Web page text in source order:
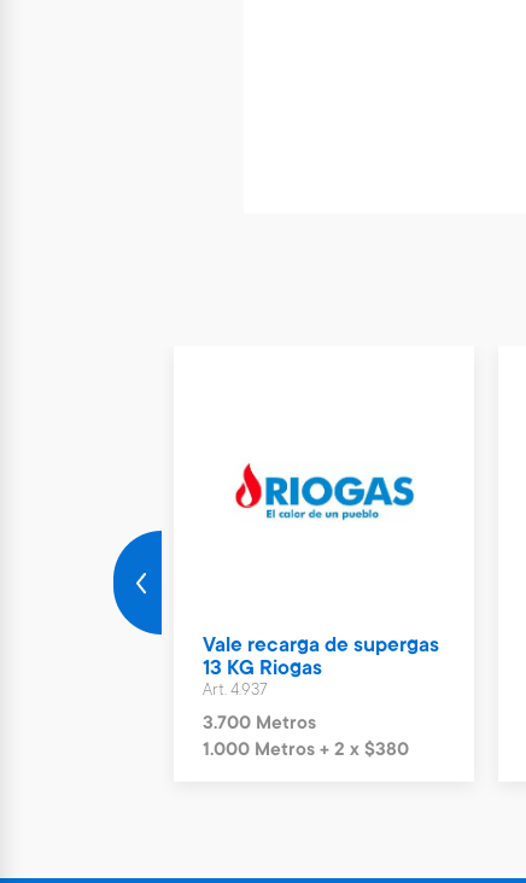
Vale recarga de supergas
13 KG Riogas
Art. 4.937
3.700 Metros
1.000 Metros + 2 x $380